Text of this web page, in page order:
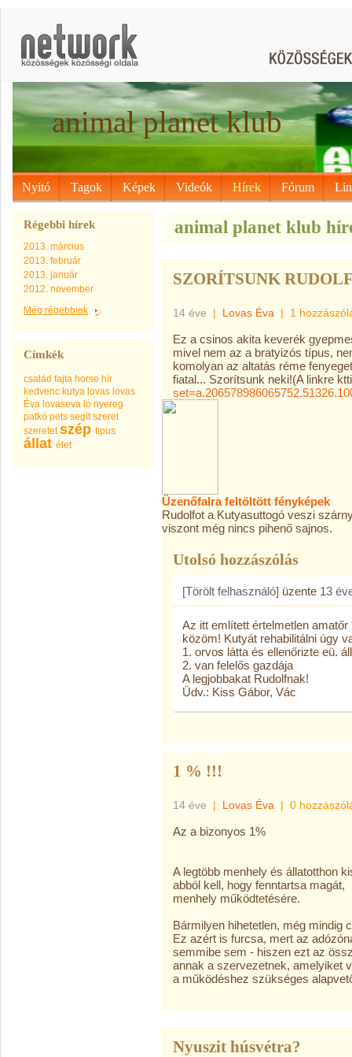
animal planet klub
Nyitó Tagok Képek Videók Hírek Fórum
Régebbi hírek
2013. március
2013. február
2013. január
2012. november
Még régebbiek
Címkék
család fajta horse hír
kedvenc kutya lovas lovas
Éva lovaseva ló nyereg
patkó pets segít szeret
szeretet szép tipus
állat élet
animal planet klub
SZORÍTSUNK
14 éve | Lovas Éva | 1
Ez a csinos akita keverék
mivel nem az a bratyizós típus,
komolyan az altatás réme
fiatal... Szorítsunk neki!(A linkre
set=a.206578986065752.51326.10
Üzenőfalra feltöltött fényképek
Rudolfot a Kutyasuttogó veszi
viszont még nincs pihenő sajnos.
Utolsó hozzászólás
[Törölt felhasználó] üzente 13
Az itt említett értelmetlen
közöm! Kutyát rehabilitálni úgy
1. orvos látta és ellenőrizte eü.
2. van felelős gazdája
A legjobbakat Rudolfnak!
Üdv.: Kiss Gábor, Vác
1 % !!!
14 éve | Lovas Éva | 0
Az a bizonyos 1%
A legtöbb menhely és állatotthon
abból kell, hogy fenntartsa magát,
menhely működtetésére.
Bármilyen hihetetlen, még mindig
Ez azért is furcsa, mert az
semmibe sem - hiszen ezt az
annak a szervezetnek, amelyiket
a működéshez szükséges
Nyuszit húsvétra?